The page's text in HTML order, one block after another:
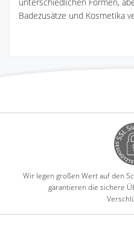
Badezusätze und Kosmetika
Wir legen großen Wert auf den
garantieren die sichere